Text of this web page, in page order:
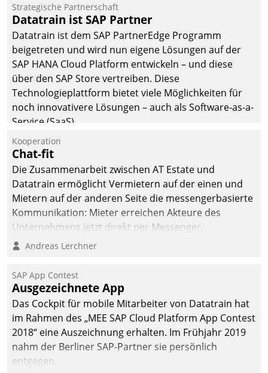
Strategische Partnerschaft
Datatrain ist SAP Partner
Datatrain ist dem SAP PartnerEdge Programm
beigetreten und wird nun eigene Lösungen auf der
SAP HANA Cloud Platform entwickeln – und diese
über den SAP Store vertreiben. Diese
Technologieplattform bietet viele Möglichkeiten für
noch innovativere Lösungen – auch als Software-as-a-
Service (SaaS).
Kooperation
Chat-fit
Die Zusammenarbeit zwischen AT Estate und
Datatrain ermöglicht Vermietern auf der einen und
Mietern auf der anderen Seite die messengerbasierte
Kommunikation: Mieter erreichen Akteure des
Unternehmens jetzt direkt per Messenger,
Mitarbeiter oder Dienstleister empfangen oder
Andreas Lerchner
SAP App Contest
Ausgezeichnete App
Das Cockpit für mobile Mitarbeiter von Datatrain hat
im Rahmen des „MEE SAP Cloud Platform App Contest
2018“ eine Auszeichnung erhalten. Im Frühjahr 2019
nahm der Berliner SAP-Partner sie persönlich
entgegen.